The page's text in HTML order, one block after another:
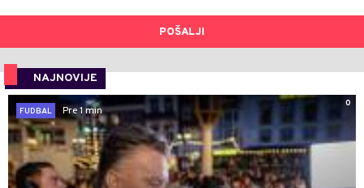
POŠALJI
NAJNOVIJE
0
FUDBAL
Pre 1 min